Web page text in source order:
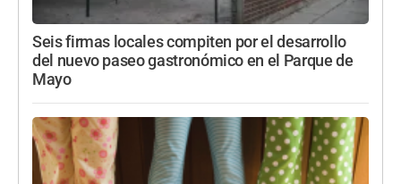
Seis firmas locales compiten por el desarrollo
del nuevo paseo gastronómico en el Parque de
Mayo